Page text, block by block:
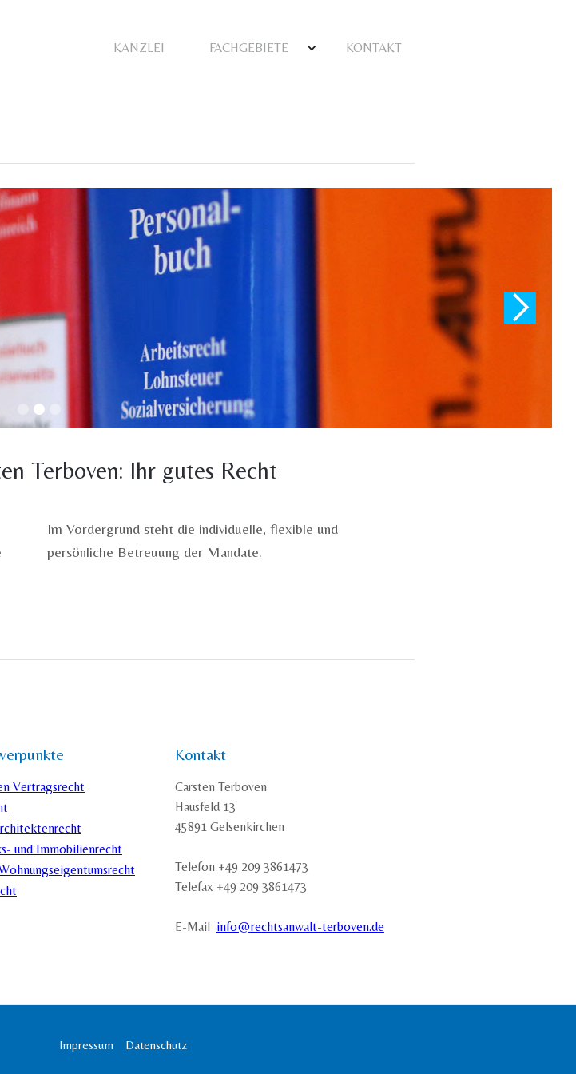
KANZLEI FACHGEBIETE KONTAKT
Terboven: Ihr gutes Recht
Im Vordergrund steht die individuelle, flexible und
persönliche Betreuung der Mandate.
Vertragsrecht
und Immobilienrecht
Kontakt
Carsten Terboven
Hausfeld 13
45891 Gelsenkirchen
Telefon +49 209 3861473
Telefax +49 209 3861473
E-Mail info@rechtsanwalt-terboven.de
Impressum Datenschutz